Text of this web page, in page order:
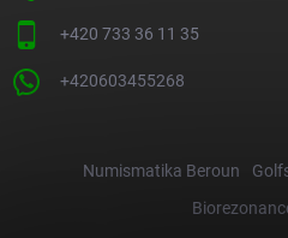
+420 733 36 11 35
+420603455268
Numismatika Beroun